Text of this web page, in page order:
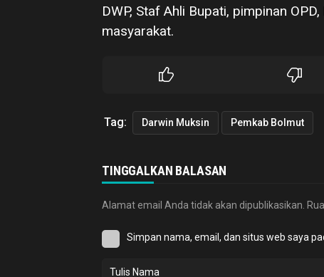
DWP, Staf Ahli Bupati, pimpinan
masyarakat.
Tag: Darwin Muksin Pemkab Bolmut
TINGGALKAN BALASAN
Alamat email Anda tidak akan dipublikasikan.
Simpan nama, email, dan situs web saya